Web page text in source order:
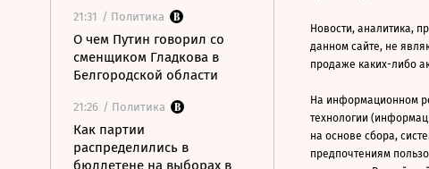
21:31 / Политика
О чем Путин говорил со
сменщиком Гладкова в
Белгородской области
21:26 / Политика
Как партии
распределились в
бюллетене на выборах в
Новости, аналитика,
данном сайте, не
продаже каких-либо
На информационном
технологии
на основе сбора,
предпочтениям